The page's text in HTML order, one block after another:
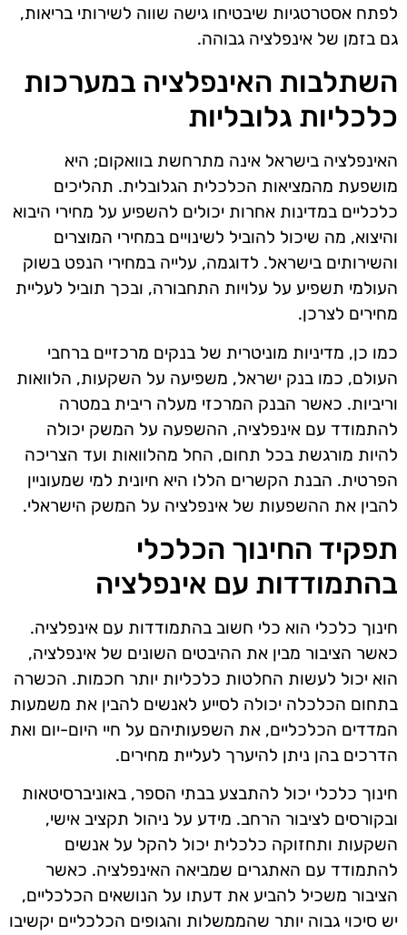
לפתח אסטרטגיות שיבטיחו גישה שווה לשירותי בריאות,
גם בזמן של אינפלציה גבוהה.
השתלבות האינפלציה במערכות
כלכליות גלובליות
האינפלציה בישראל אינה מתרחשת בוואקום; היא
מושפעת מהמציאות הכלכלית הגלובלית. תהליכים
כלכליים במדינות אחרות יכולים להשפיע על מחירי היבוא
והיצוא, מה שיכול להוביל לשינויים במחירי המוצרים
והשירותים בישראל. לדוגמה, עלייה במחירי הנפט בשוק
העולמי תשפיע על עלויות התחבורה, ובכך תוביל לעליית
מחירים לצרכן.
כמו כן, מדיניות מוניטרית של בנקים מרכזיים ברחבי
העולם, כמו בנק ישראל, משפיעה על השקעות, הלוואות
וריביות. כאשר הבנק המרכזי מעלה ריבית במטרה
להתמודד עם אינפלציה, ההשפעה על המשק יכולה
להיות מורגשת בכל תחום, החל מהלוואות ועד הצריכה
הפרטית. הבנת הקשרים הללו היא חיונית למי שמעוניין
להבין את ההשפעות של אינפלציה על המשק הישראלי.
תפקיד החינוך הכלכלי
בהתמודדות עם אינפלציה
חינוך כלכלי הוא כלי חשוב בהתמודדות עם אינפלציה.
כאשר הציבור מבין את ההיבטים השונים של אינפלציה,
הוא יכול לעשות החלטות כלכליות יותר חכמות. הכשרה
בתחום הכלכלה יכולה לסייע לאנשים להבין את משמעות
המדדים הכלכליים, את השפעותיהם על חיי היום-יום ואת
הדרכים בהן ניתן להיערך לעליית מחירים.
חינוך כלכלי יכול להתבצע בבתי הספר, באוניברסיטאות
ובקורסים לציבור הרחב. מידע על ניהול תקציב אישי,
השקעות ותחזוקה כלכלית יכול להקל על אנשים
להתמודד עם האתגרים שמביאה האינפלציה. כאשר
הציבור משכיל להביע את דעתו על הנושאים הכלכליים,
יש סיכוי גבוה יותר שהממשלות והגופים הכלכליים יקשיבו